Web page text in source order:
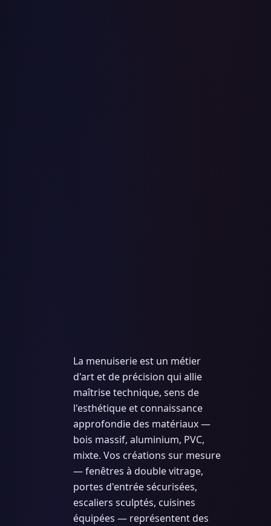
La menuiserie est un métier
d'art et de précision qui allie
maîtrise technique, sens de
l'esthétique et connaissance
approfondie des matériaux —
bois massif, aluminium, PVC,
mixte. Vos créations sur mesure
— fenêtres à double vitrage,
portes d'entrée sécurisées,
escaliers sculptés, cuisines
équipées — représentent des